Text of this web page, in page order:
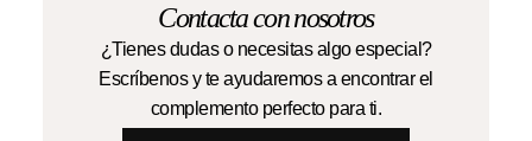
Contacta con nosotros
¿Tienes dudas o necesitas algo especial?
Escríbenos y te ayudaremos a encontrar el
complemento perfecto para ti.